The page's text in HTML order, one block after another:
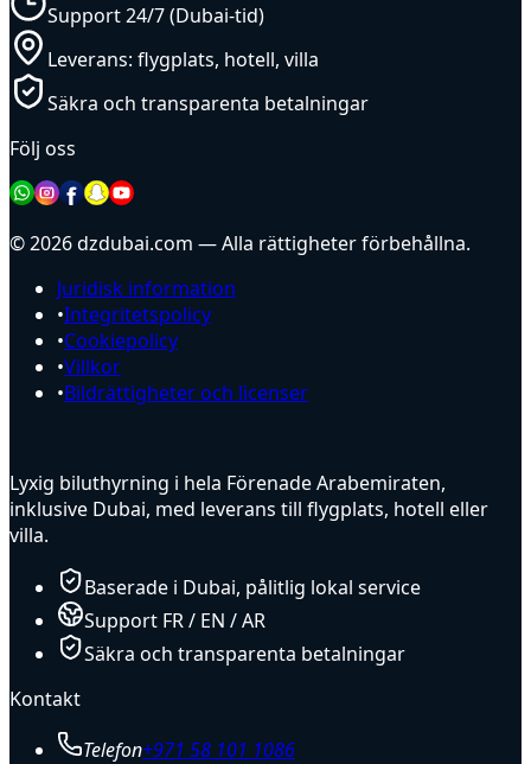
Support 24/7 (Dubai-tid)
Leverans: flygplats, hotell, villa
Säkra och transparenta betalningar
Följ oss
© 2026 dzdubai.com — Alla rättigheter förbehållna.
Juridisk information
•Integritetspolicy
•Cookiepolicy
•Villkor
•Bildrättigheter och licenser
Lyxig biluthyrning i hela Förenade Arabemiraten,
inklusive Dubai, med leverans till flygplats, hotell eller
villa.
Baserade i Dubai, pålitlig lokal service
Support FR / EN / AR
Säkra och transparenta betalningar
Kontakt
Telefon+971 58 101 1086